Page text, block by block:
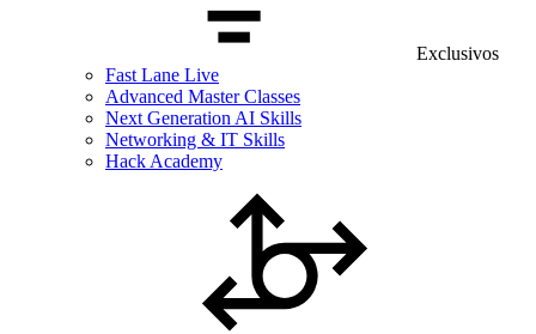
Exclusivos
Fast Lane Live
Advanced Master Classes
Next Generation AI Skills
Networking & IT Skills
Hack Academy